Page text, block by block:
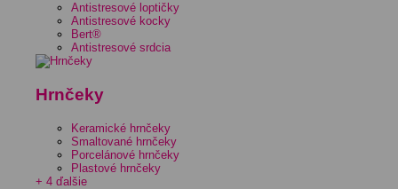
Antistresové loptičky
Antistresové kocky
Bert®
Antistresové srdcia
Hrnčeky
Keramické hrnčeky
Smaltované hrnčeky
Porcelánové hrnčeky
Plastové hrnčeky
+ 4 ďalšie